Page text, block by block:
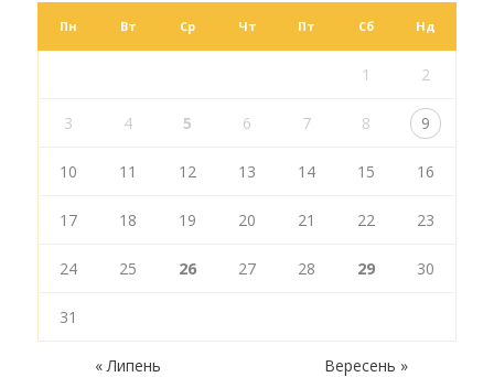
Пн Вт Ср Чт Пт Сб Нд
1 2
3 4 5 6 7 8 9
10 11 12 13 14 15 16
17 18 19 20 21 22 23
24 25 26 27 28 29 30
31
« Липень Вересень »